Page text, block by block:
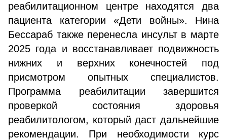
реабилитационном центре находятся два
пациента категории «Дети войны». Нина
Бессараб также перенесла инсульт в марте
2025 года и восстанавливает подвижность
нижних и верхних конечностей под
присмотром опытных специалистов.
Программа реабилитации завершится
проверкой состояния здоровья
реабилитологом, который даст дальнейшие
рекомендации. При необходимости курс